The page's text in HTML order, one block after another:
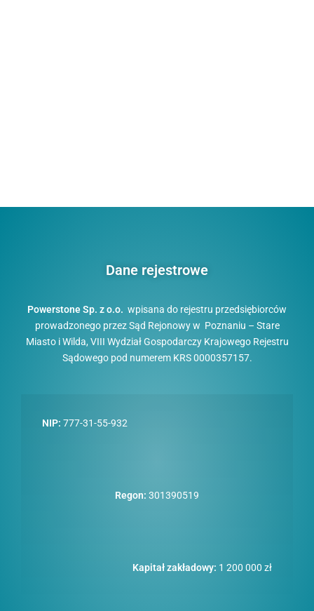
Dane rejestrowe
Powerstone Sp. z o.o. wpisana do rejestru przedsiębiorców
prowadzonego przez Sąd Rejonowy w Poznaniu – Stare
Miasto i Wilda, VIII Wydział Gospodarczy Krajowego Rejestru
Sądowego pod numerem KRS 0000357157.
NIP: 777-31-55-932
Regon: 301390519
Kapitał zakładowy: 1 200 000 zł